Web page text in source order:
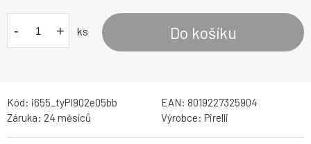
- + ks Do košíku
Kód: i655_tyPI902e05bb EAN: 8019227325904
Záruka: 24 měsíců Výrobce: Pirelli